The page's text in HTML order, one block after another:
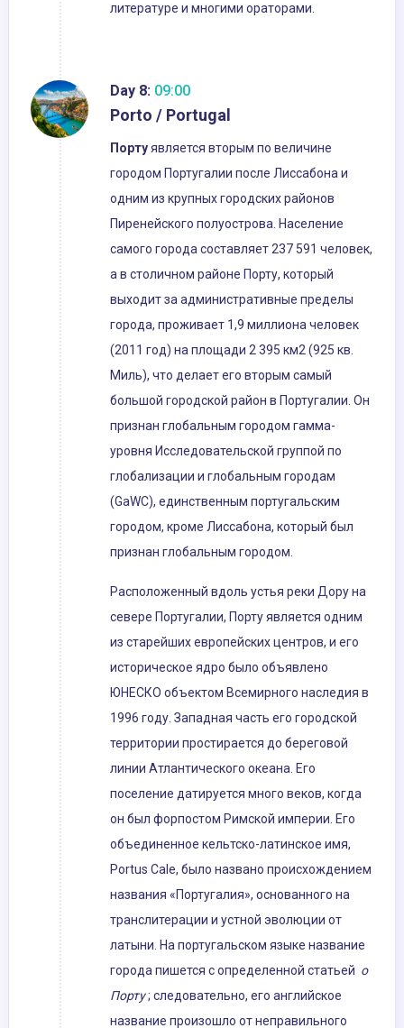
литературе и многими ораторами.
Day 8: 09:00
Porto / Portugal
Портуявляется вторым по величине
городом Португалии после Лиссабона и
одним из крупных городских районов
Пиренейского полуострова. Население
самого города составляет 237 591 человек,
а в столичном районе Порту, который
выходит за административные пределы
города, проживает 1,9 миллиона человек
(2011 год) на площади 2 395 км2 (925 кв.
Миль), что делает его вторым самый
большой городской район в Португалии. Он
признан глобальным городом гамма-
уровня Исследовательской группой по
глобализации и глобальным городам
(GaWC), единственным португальским
городом, кроме Лиссабона, который был
признан глобальным городом.
Расположенный вдоль устья реки Дору на
севере Португалии, Порту является одним
из старейших европейских центров, и его
историческое ядро ​​было объявлено
ЮНЕСКО объектом Всемирного наследия в
1996 году. Западная часть его городской
территории простирается до береговой
линии Атлантического океана. Его
поселение датируется много веков, когда
он был форпостом Римской империи. Его
объединенное кельтско-латинское имя,
Portus Cale, было названо происхождением
названия «Португалия», основанного на
транслитерации и устной эволюции от
латыни. На португальском языке название
города пишется с определенной статьей о
Порту; следовательно, его английское
название произошло от неправильного